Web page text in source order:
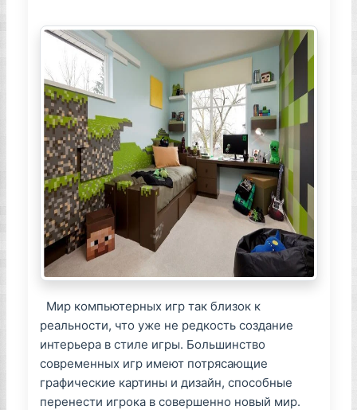
Мир компьютерных игр так близок к
реальности, что уже не редкость создание
интерьера в стиле игры. Большинство
современных игр имеют потрясающие
графические картины и дизайн, способные
перенести игрока в совершенно новый мир.